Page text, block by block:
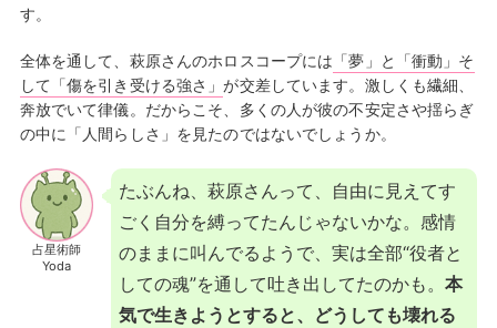
す。
全体を通して、萩原さんのホロスコープには 「夢」と「衝動」そ
して「傷を引き受ける強さ」が交差しています。激しくも繊細、
奔放でいて律儀。だからこそ、多くの人が彼の不安定さや揺らぎ
の中に「人間らしさ」を見たのではないでしょうか。
占星術師
Yoda
たぶんね、萩原さんって、自由に見えてす
ごく自分を縛ってたんじゃないかな。感情
のままに叫んでるようで、実は全部“役者と
しての魂”を通して吐き出してたのかも。 本
気で生きようとすると、どうしても壊れる